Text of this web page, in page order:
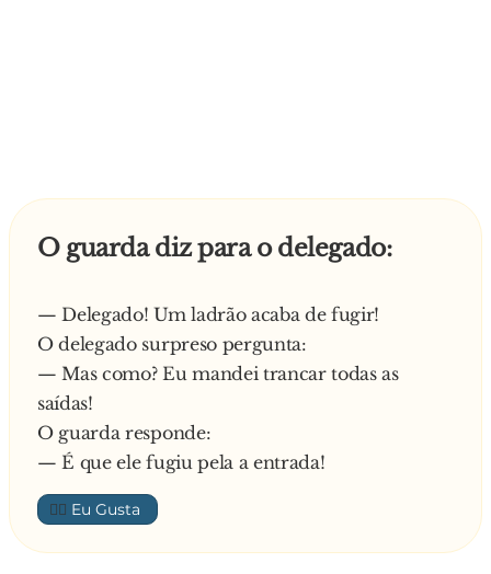
O guarda diz para o delegado:
— Delegado! Um ladrão acaba de fugir!
O delegado surpreso pergunta:
— Mas como? Eu mandei trancar todas as
saídas!
O guarda responde:
— É que ele fugiu pela a entrada!
👍🏼